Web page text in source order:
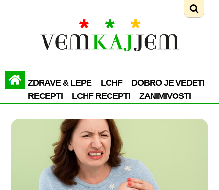
ZDRAVE & LEPE LCHF
DOBRO JE VEDETI
RECEPTI
LCHF RECEPTI ZANIMIVOSTI